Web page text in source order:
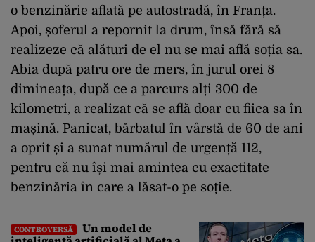
o benzinărie aflată pe autostradă, în Franța.
Apoi, șoferul a repornit la drum, însă fără să
realizeze că alături de el nu se mai află soția sa.
Abia după patru ore de mers, în jurul orei 8
dimineața, după ce a parcurs alți 300 de
kilometri, a realizat că se află doar cu fiica sa în
mașină. Panicat, bărbatul în vârstă de 60 de ani
a oprit și a sunat numărul de urgență 112,
pentru că nu își mai amintea cu exactitate
benzinăria în care a lăsat-o pe soție.
CONTROVERSĂ
Un model de